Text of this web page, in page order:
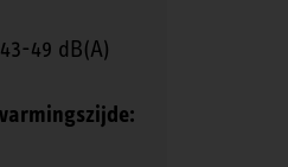
43-49 dB(A)